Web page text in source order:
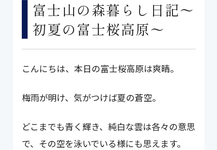
富士山の森暮らし日記～
初夏の富士桜高原～
こんにちは、本日の富士桜高原は爽晴。
梅雨が明け、気がつけば夏の蒼空。
どこまでも青く輝き、純白な雲は各々の意思
で、その空を泳いでいる様にも思えます。